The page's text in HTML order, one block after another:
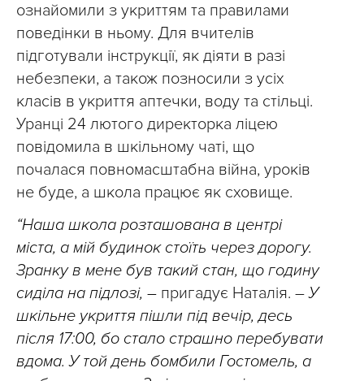
ознайомили з укриттям та правилами
поведінки в ньому. Для вчителів
підготували інструкції, як діяти в разі
небезпеки, а також позносили з усіх
класів в укриття аптечки, воду та стільці.
Уранці 24 лютого директорка ліцею
повідомила в шкільному чаті, що
почалася повномасштабна війна, уроків
не буде, а школа працює як сховище.
“Наша школа розташована в центрі
міста, а мій будинок стоїть через дорогу.
Зранку в мене був такий стан, що годину
сиділа на підлозі, – пригадує Наталія. –У
шкільне укриття пішли під вечір, десь
після 17:00, бо стало страшно перебувати
вдома. У той день бомбили Гостомель, а